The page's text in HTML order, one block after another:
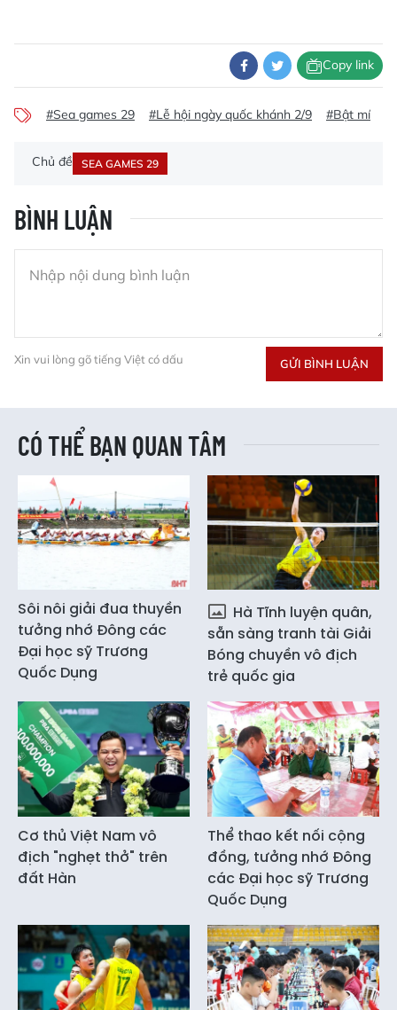
Copy link
#Sea games 29 #Lễ hội ngày quốc khánh 2/9 #Bật mí
Chủ đề SEA GAMES 29
BÌNH LUẬN
Xin vui lòng gõ tiếng Việt có dấu GỬI BÌNH LUẬN
CÓ THỂ BẠN QUAN TÂM
Sôi nôi giải đua thuyền
tưởng nhớ Đông các
Đại học sỹ Trương
Quốc Dụng
Hà Tĩnh luyện quân,
sẵn sàng tranh tài Giải
Bóng chuyền vô địch
trẻ quốc gia
Cơ thủ Việt Nam vô
địch "nghẹt thở" trên
đất Hàn
Thể thao kết nối cộng
đồng, tưởng nhớ Đông
các Đại học sỹ Trương
Quốc Dụng